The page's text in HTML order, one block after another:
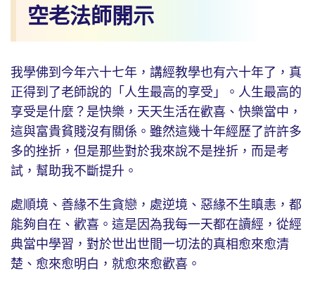
空老法師開示
我學佛到今年六十七年，講經教學也有六十年了，真
正得到了老師說的「人生最高的享受」。人生最高的
享受是什麼？是快樂，天天生活在歡喜、快樂當中，
這與富貴貧賤沒有關係。雖然這幾十年經歷了許許多
多的挫折，但是那些對於我來說不是挫折，而是考
試，幫助我不斷提升。
處順境、善緣不生貪戀，處逆境、惡緣不生瞋恚，都
能夠自在、歡喜。這是因為我每一天都在讀經，從經
典當中學習，對於世出世間一切法的真相愈來愈清
楚、愈來愈明白，就愈來愈歡喜。